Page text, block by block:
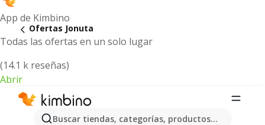
App de Kimbino
Todas las ofertas en un solo lugar
(14.1 k reseñas)
Abrir
Buscar tiendas, categorías, productos...
Ofertas Jonuta
Jonuta - Folletos y ofertas más